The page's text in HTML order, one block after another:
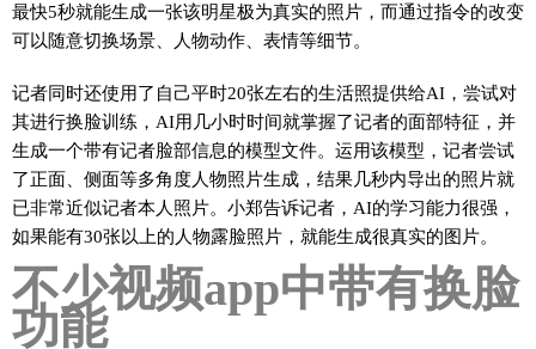
最快5秒就能生成一张该明星极为真实的照片，而通过指令的改变
可以随意切换场景、人物动作、表情等细节。
记者同时还使用了自己平时20张左右的生活照提供给AI，尝试对
其进行换脸训练，AI用几小时时间就掌握了记者的面部特征，并
生成一个带有记者脸部信息的模型文件。运用该模型，记者尝试
了正面、侧面等多角度人物照片生成，结果几秒内导出的照片就
已非常近似记者本人照片。小郑告诉记者，AI的学习能力很强，
如果能有30张以上的人物露脸照片，就能生成很真实的图片。
不少视频app中带有换脸
功能